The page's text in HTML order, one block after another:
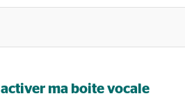
activer ma boite vocale